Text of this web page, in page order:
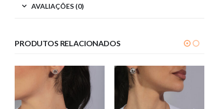
AVALIAÇÕES (0)
PRODUTOS RELACIONADOS